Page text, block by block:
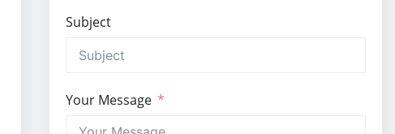
Subject
Your Message